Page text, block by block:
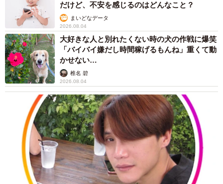
だけど、不安を感じるのはどんなこと？
まいどなデータ
2026.08.04
大好きな人と別れたくない時の犬の作戦に爆笑
「バイバイ嫌だし時間稼げるもんね」重くて動
かせない…
椎名 碧
2026.08.04